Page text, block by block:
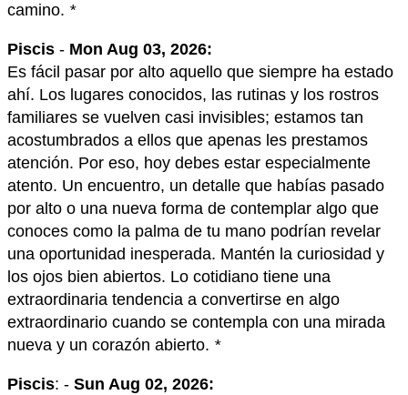
camino. *
Piscis - Mon Aug 03, 2026:
Es fácil pasar por alto aquello que siempre ha estado
ahí. Los lugares conocidos, las rutinas y los rostros
familiares se vuelven casi invisibles; estamos tan
acostumbrados a ellos que apenas les prestamos
atención. Por eso, hoy debes estar especialmente
atento. Un encuentro, un detalle que habías pasado
por alto o una nueva forma de contemplar algo que
conoces como la palma de tu mano podrían revelar
una oportunidad inesperada. Mantén la curiosidad y
los ojos bien abiertos. Lo cotidiano tiene una
extraordinaria tendencia a convertirse en algo
extraordinario cuando se contempla con una mirada
nueva y un corazón abierto. *
Piscis: - Sun Aug 02, 2026: